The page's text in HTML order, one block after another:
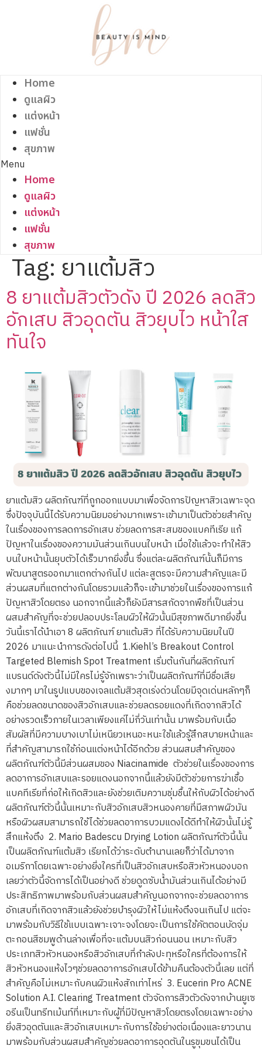
Home
ดูแลผิว
แต่งหน้า
แฟชั่น
สุขภาพ
Menu
Home
ดูแลผิว
แต่งหน้า
แฟชั่น
สุขภาพ
Tag: ยาแต้มสิว
8 ยาแต้มสิวตัวดัง ปี 2026 ลดสิว
อักเสบ สิวอุดตัน สิวยุบไว หน้าใส
ทันใจ
ยาแต้มสิว ผลิตภัณฑ์ที่ถูกออกแบบมาเพื่อจัดการปัญหาสิวเฉพาะจุด
ซึ่งปัจจุบันนี้ได้รับความนิยมอย่างมากเพราะเข้ามาเป็นตัวช่วยสำคัญ
ในเรื่องของการลดการอักเสบ ช่วยลดการสะสมของแบคทีเรีย แก้
ปัญหาในเรื่องของความมันส่วนเกินบนใบหน้า เมื่อใช้แล้วจะทำให้สิว
บนใบหน้านั้นยุบตัวได้เร็วมากยิ่งขึ้น ซึ่งแต่ละผลิตภัณฑ์นั้นก็มีการ
พัฒนาสูตรออกมาแตกต่างกันไป แต่ละสูตรจะมีความสำคัญและมี
ส่วนผสมที่แตกต่างกันโดยรวมแล้วก็จะเข้ามาช่วยในเรื่องของการแก้
ปัญหาสิวโดยตรง นอกจากนี้แล้วก็ยังมีสารสกัดจากพืชที่เป็นส่วน
ผสมสำคัญที่จะช่วยปลอบประโลมผิวให้ผิวนั้นมีสุขภาพดีมากยิ่งขึ้น
วันนี้เราได้นำเอา 8 ผลิตภัณฑ์ ยาแต้มสิว ที่ได้รับความนิยมในปี
2026 มาแนะนำการดังต่อไปนี้ 1.Kiehl’s Breakout Control
Targeted Blemish Spot Treatment เริ่มต้นกันที่ผลิตภัณฑ์
แบรนด์ดังตัวนี้ไม่มีใครไม่รู้จักเพราะว่าเป็นผลิตภัณฑ์ที่มีชื่อเสีย
งมากๆ มาในรูปแบบของเจลแต้มสิวสุดเร่งด่วนโดยมีจุดเด่นหลักๆก็
คือช่วยลดขนาดของสิวอักเสบและช่วยลดรอยแดงที่เกิดจากสิวได้
อย่างรวดเร็วภายในเวลาเพียงแค่ไม่กี่วันเท่านั้น มาพร้อมกับเนื้อ
สัมผัสที่มีความบางเบาไม่เหนียวเหนอะหนะใช้แล้วรู้สึกสบายหน้าและ
ที่สำคัญสามารถใช้ก่อนแต่งหน้าได้อีกด้วย ส่วนผสมสำคัญของ
ผลิตภัณฑ์ตัวนี้มีส่วนผสมของ Niacinamide ตัวช่วยในเรื่องของการ
ลดอาการอักเสบและรอยแดงนอกจากนี้แล้วยังมีตัวช่วยการฆ่าเชื้อ
แบคทีเรียที่ก่อให้เกิดสิวและยังช่วยเติมความชุ่มชื้นให้กับผิวได้อย่างดี
ผลิตภัณฑ์ตัวนี้นั้นเหมาะกับสิวอักเสบสิวหนองคายที่มีสภาพผิวมัน
หรือผิวผสมสามารถใช้ได้ช่วยลดอาการบวมแดงได้ดีทำให้ผิวนั้นไม่รู้
สึกแห้งตึง 2. Mario Badescu Drying Lotion ผลิตภัณฑ์ตัวนี้นั้น
เป็นผลิตภัณฑ์แต้มสิว เรียกได้ว่าระดับตำนานเลยก็ว่าได้มาจาก
อเมริกาโดยเฉพาะอย่างยิ่งใครที่เป็นสิวอักเสบหรือสิวหัวหนองบอก
เลยว่าตัวนี้จัดการได้เป็นอย่างดี ช่วยดูดซับน้ำมันส่วนเกินได้อย่างมี
ประสิทธิภาพมาพร้อมกับส่วนผสมสำคัญนอกจากจะช่วยลดอาการ
อักเสบที่เกิดจากสิวแล้วยังช่วยบำรุงผิวให้ไม่แห้งตึงจนเกินไป แต่จะ
มาพร้อมกับวิธีใช้แบบเฉพาะเจาะจงโดยจะเป็นการใช้คัตตอนบัดจุ่ม
ตะกอนสีชมพูด้านล่างเพื่อที่จะแต้มบนสิวก่อนนอน เหมาะกับสิว
ประเภทสิวหัวหนองหรือสิวอักเสบที่กำลังปะทุหรือใครที่ต้องการให้
สิวหัวหนองแห้งไวๆช่วยลดอาการอักเสบได้ข้ามคืนต้องตัวนี้เลย แต่ที่
สำคัญคือไม่เหมาะกับคนผิวแห้งสักเท่าไหร่ 3. Eucerin Pro ACNE
Solution A.I. Clearing Treatment ตัวจัดการสิวตัวดังจากบ้านยูเซ
อรีนเป็นทรีทเม้นท์ที่เหมาะกับผู้ที่มีปัญหาสิวโดยตรงโดยเฉพาะอย่าง
ยิ่งสิวอุดตันและสิวอักเสบเหมาะกับการใช้อย่างต่อเนื่องและยาวนาน
มาพร้อมกับส่วนผสมสำคัญช่วยลดอาการอุดตันในรูขุมขนได้เป็น